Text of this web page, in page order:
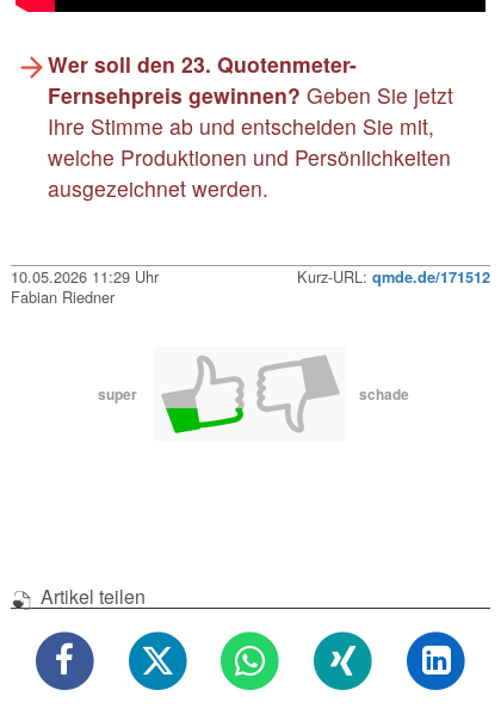
Wer soll den 23. Quotenmeter-
Fernsehpreis gewinnen? Geben Sie jetzt
Ihre Stimme ab und entscheiden Sie mit,
welche Produktionen und Persönlichkeiten
ausgezeichnet werden.
10.05.2026 11:29 Uhr Kurz-URL: qmde.de/171512
Fabian Riedner
super schade
Artikel teilen